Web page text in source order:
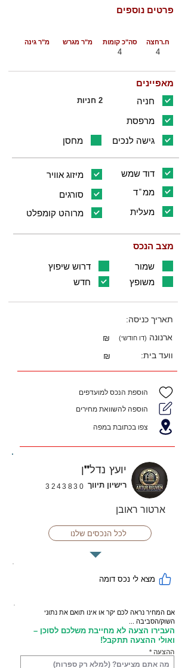
פרטים נוספים
סה"כ קומות מ"ר גינה מ"ר מגרש ח.רחצה
4 4
מאפיינים
חניה 2 חניות
מרפסת
מחסן
גישה לנכים
מיזוג אוויר
דוד שמש
סורגים
ממ"ד
מרוהט קומפלט
מעלית
מצב הנכס
דרוש שיפוץ
שמור
חדש
משופץ
תאריך כניסה:
₪
ארנונה (דו חודשי)
₪ וועד בית:
הוספת הנכס למועדפים
הוספה להשוואת מחירים
צפו בכתובת במפה
יועץ נדל"ן
3243830 רישיון תיווך
ארטור ראובן
לכל הנכסים שלנו
מצא לי נכס דומה
אם המחיר נראה לכם יקר או אינו תואם את נתוני
השוק/הסביבה ...
העבירו הצעה לא מחייבת משלכם לסוכן –
ואולי ההצעה תתקבל!
ההצעה